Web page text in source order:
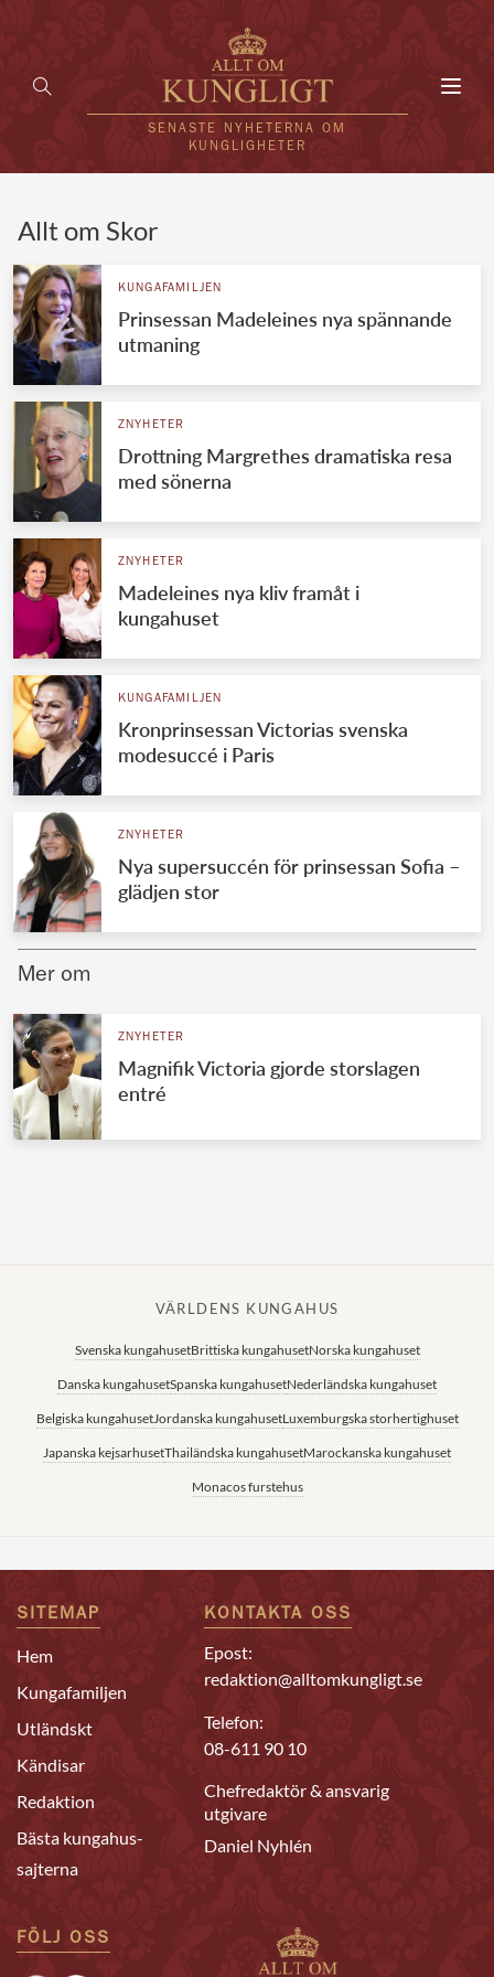
SENASTE NYHETERNA OM
KUNGLIGHETER
UTLÄNDSKT
VÄRLDENS KUNGAHUS
Svenska kungahuset
Brittiska kungahuset
Danska kungahuset
Spanska kungahuset
Jordanska kungahuset
Luxemburgska storhertighuset
Japanska kejsarhuset
Thailändska kungahuset
Marockanska kungahuset
REDAKTION
Allt om Skor
KUNGAFAMILJEN
Prinsessan Madeleines nya spännande
utmaning
ZNYHETER
Drottning Margrethes dramatiska resa
med sönerna
ZNYHETER
Madeleines nya kliv framåt i
kungahuset
KUNGAFAMILJEN
Kronprinsessan Victorias svenska
modesuccé i Paris
ZNYHETER
Nya supersuccén för prinsessan Sofia –
glädjen stor
Mer om
ZNYHETER
Magnifik Victoria gjorde storslagen
entré
VÄRLDENS KUNGAHUS
Svenska kungahusetBrittiska kungahusetNorska kungahuset
Danska kungahusetSpanska kungahusetNederländska kungahuset
Belgiska kungahusetJordanska kungahusetLuxemburgska storhertighuset
Japanska kejsarhusetThailändska kungahusetMarockanska kungahuset
Monacos furstehus
SITEMAP
Hem
Kungafamiljen
Utländskt
Kändisar
Redaktion
Bästa kungahus-
sajterna
KONTAKTA OSS
Epost:
redaktion@alltomkungligt.se
Telefon:
08-611 90 10
Chefredaktör & ansvarig
utgivare
Daniel Nyhlén
FÖLJ OSS